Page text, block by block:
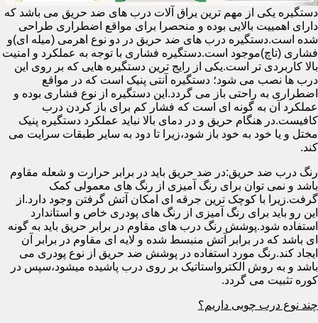
دستگیره یکی از مهم ترین یراق آلات درب های ضد حریق می باشد که
دارای اهمییت بالایی بوده و منحصرا برای مواقع اضطراری طراحی
شده است.دستگیره درب های ضد حریق در دو نوع اهرمی (میله ای)و
فشاری (تاچ)موجود است.دستگیره فشاری با توجه به عملکرد و امنیت
بالا کاربردی تر است.یکی از رایج ترین دستگیره هایی که بر روی این
درب ها نصب می شود؛ دستگیره آنتی پنیک است که در مواقع
اضطراری به راحتی باز می گردد.این دستگیره از نوع فشاری بوده و
عملکرد آن به گونه ای است که فشار کم برای باز کردن درب
کافیست.در هنگام حریق و در دمای بالا نباید عملکرد دستگیره پنیک
مختل و یا خود به خود باز شود،زیرا تا دود به سایر طبقات سرایت می
کند.
رنگ درب ضد حریق:در ضد حریق باید در برابر حرارت و شعله مقاوم
باشد و نمی توان برای رنگ آمیزی از رنگ های معمولی کمک
گرفت.زیرا با کوچک ترین جرقه ای امکان آتش گرفتن وجود دارد.از
این رو باید برای رنگ آمیزی از رنگ های پودری خاص و استاندارد
استفاده شود.پوشش رنگ درب های مقاوم در برابر حریق باید به گونه
ای باشد که در برابر آتش منبسط شده و لایه ای مقاوم در برابر آن
ایجاد کند.رنگ مورد استفاده در پوشش ضد حریق از نوع پودری می
باشد و به روش الکترواستاتیک بر روی درب پاشیده میشود،سپس در
کوره تثبیت می گردد.
چند نوع درب چوبی داریم؟